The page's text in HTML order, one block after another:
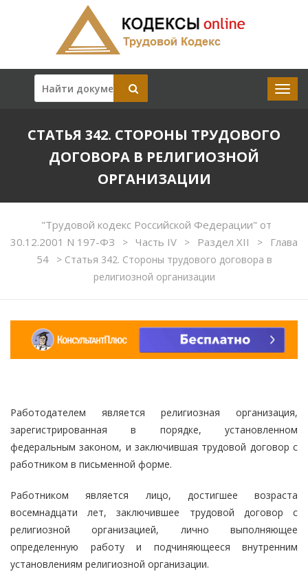
СТАТЬЯ 342. СТОРОНЫ ТРУДОВОГО
ДОГОВОРА В РЕЛИГИОЗНОЙ
ОРГАНИЗАЦИИ
"Трудовой кодекс Российской Федерации" от
30.12.2001 N 197-ФЗ
> Часть IV > Раздел XII >
Глава
54
>Статья 342. Стороны трудового договора в
религиозной организации
Работодателем является религиозная организация,
зарегистрированная в порядке, установленном
федеральным законом, и заключившая трудовой договор с
работником в письменной форме.
Работником является лицо, достигшее возраста
восемнадцати лет, заключившее трудовой договор с
религиозной организацией, лично выполняющее
определенную работу и подчиняющееся внутренним
установлениям религиозной организации.